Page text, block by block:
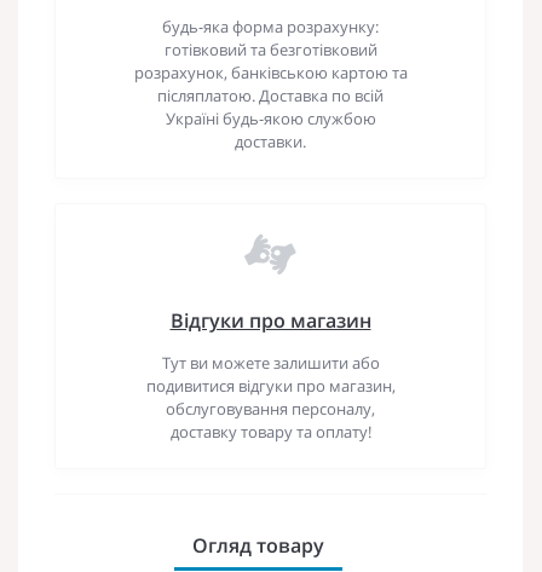
будь-яка форма розрахунку:
готівковий та безготівковий
розрахунок, банківською картою та
післяплатою. Доставка по всій
Україні будь-якою службою
доставки.
Відгуки про магазин
Тут ви можете залишити або
подивитися відгуки про магазин,
обслуговування персоналу,
доставку товару та оплату!
Огляд товару